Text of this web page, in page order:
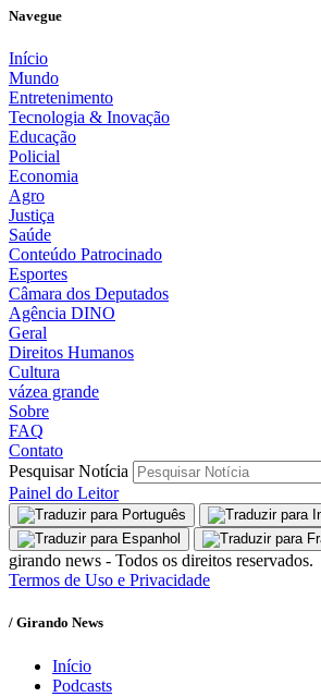
Navegue
Início
Mundo
Entretenimento
Tecnologia & Inovação
Educação
Policial
Economia
Agro
Justiça
Saúde
Conteúdo Patrocinado
Esportes
Câmara dos Deputados
Agência DINO
Geral
Direitos Humanos
Cultura
vázea grande
Sobre
FAQ
Contato
Pesquisar Notícia
Painel do Leitor
girando news - Todos os direitos reservados.
Termos de Uso e Privacidade
/ Girando News
Início
Podcasts